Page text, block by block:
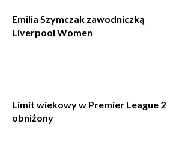
Emilia Szymczak zawodniczką
Liverpool Women
Limit wiekowy w Premier League 2
obniżony